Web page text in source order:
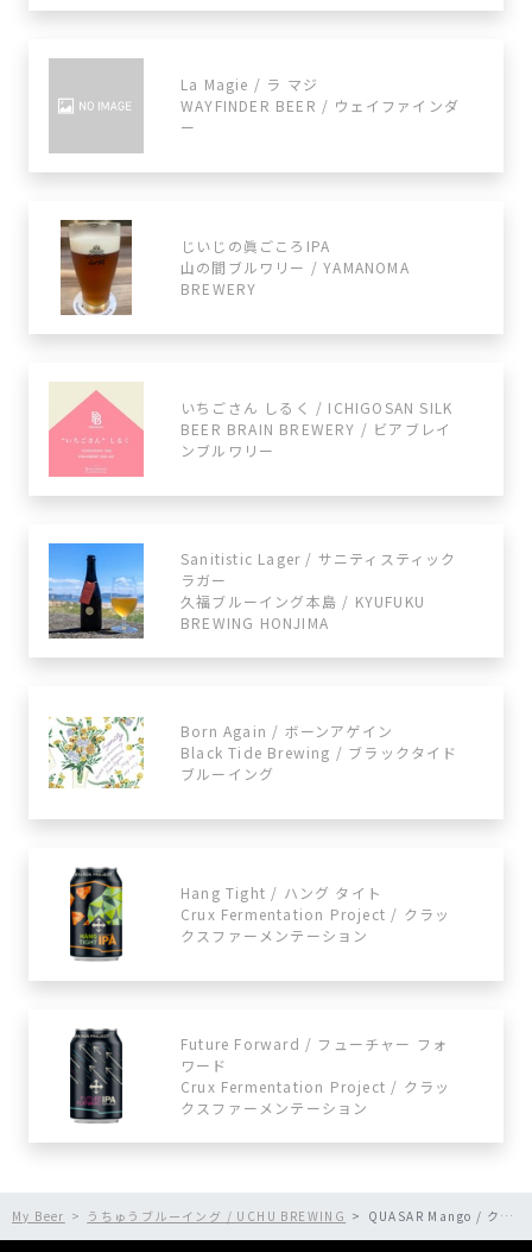
La Magie / ラ マジ
WAYFINDER BEER / ウェイファインダ
ー
じいじの眞ごころIPA
山の間ブルワリー / YAMANOMA
BREWERY
いちごさん しるく / ICHIGOSAN SILK
BEER BRAIN BREWERY / ビアブレイ
ンブルワリー
Sanitistic Lager / サニティスティック
ラガー
久福ブルーイング本島 / KYUFUKU
BREWING HONJIMA
Born Again / ボーンアゲイン
Black Tide Brewing / ブラックタイド
ブルーイング
Hang Tight / ハング タイト
Crux Fermentation Project / クラッ
クスファーメンテーション
Future Forward / フューチャー フォ
ワード
Crux Fermentation Project / クラッ
クスファーメンテーション
My Beer うちゅうブルーイング / UCHU BREWING QUASAR Mango / クエーサー マンゴー